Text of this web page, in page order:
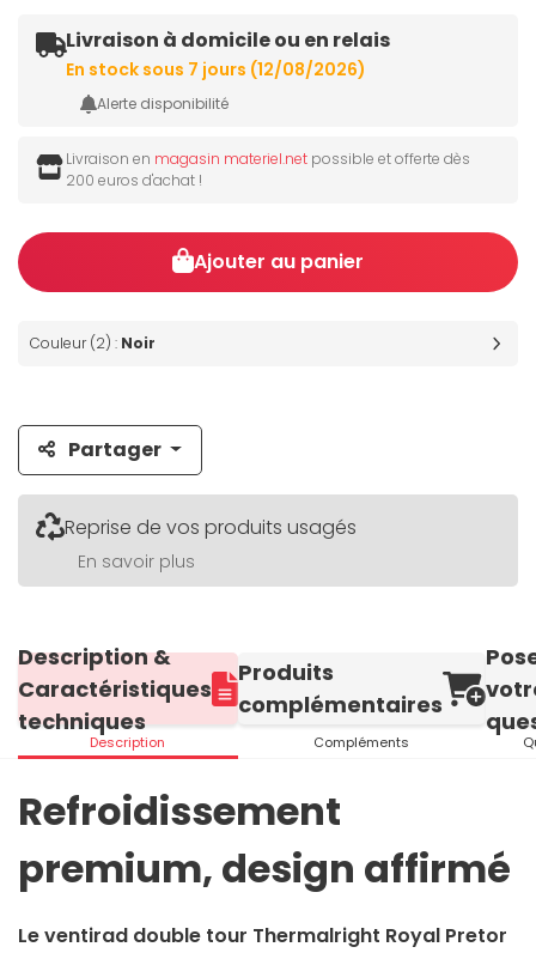
Livraison à domicile ou en relais
En stock sous 7 jours (12/08/2026)
Alerte disponibilité
Livraison en magasin materiel.net possible et offerte dès
200 euros d'achat !
Ajouter au panier
Couleur (2) : Noir
Partager
Reprise de vos produits usagés
En savoir plus
Description &
Caractéristiques
techniques
Description
Produits
complémentaires
Compléments
Refroidissement
premium, design affirmé
Le ventirad double tour Thermalright Royal Pretor